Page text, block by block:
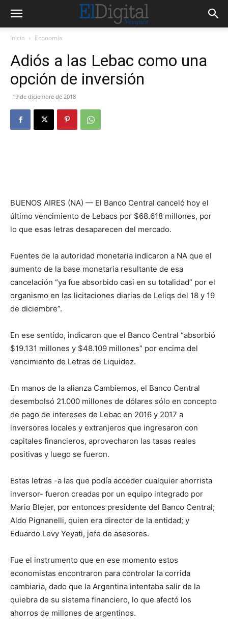
Inicio Economía
Adiós a las Lebac como una
opción de inversión
19 de diciembre de 2018
BUENOS AIRES (NA) — El Banco Central canceló hoy el
último vencimiento de Lebacs por $68.618 millones, por
lo que esas letras desaparecen del mercado.
Fuentes de la autoridad monetaria indicaron a NA que el
aumento de la base monetaria resultante de esa
cancelación “ya fue absorbido casi en su totalidad” por el
organismo en las licitaciones diarias de Leliqs del 18 y 19
de diciembre”.
En ese sentido, indicaron que el Banco Central “absorbió
$19.131 millones y $48.109 millones” por encima del
vencimiento de Letras de Liquidez.
En manos de la alianza Cambiemos, el Banco Central
desembolsó 21.000 millones de dólares sólo en concepto
de pago de intereses de Lebac en 2016 y 2017 a
inversores locales y extranjeros que ingresaron con
capitales financieros, aprovecharon las tasas reales
positivas y luego se fueron.
Estas letras -a las que podía acceder cualquier ahorrista
inversor- fueron creadas por un equipo integrado por
Mario Blejer, por entonces presidente del Banco Central;
Aldo Pignanelli, quien era director de la entidad; y
Eduardo Levy Yeyati, jefe de asesores.
Fue el instrumento que en ese momento estos
economistas encontraron para controlar la corrida
cambiaria, dado que la Argentina intentaba salir de la
quiebra de su sistema financiero, lo que afectó los
ahorros de millones de argentinos.